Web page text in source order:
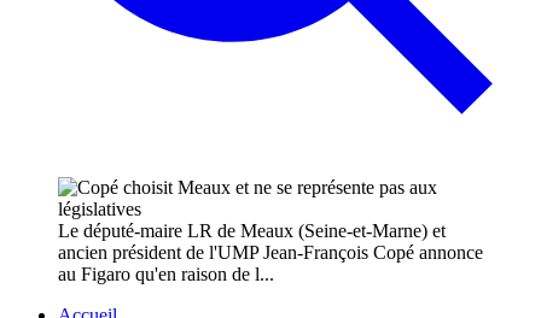
Le député-maire LR de Meaux (Seine-et-Marne) et
ancien président de l'UMP Jean-François Copé annonce
au Figaro qu'en raison de l...